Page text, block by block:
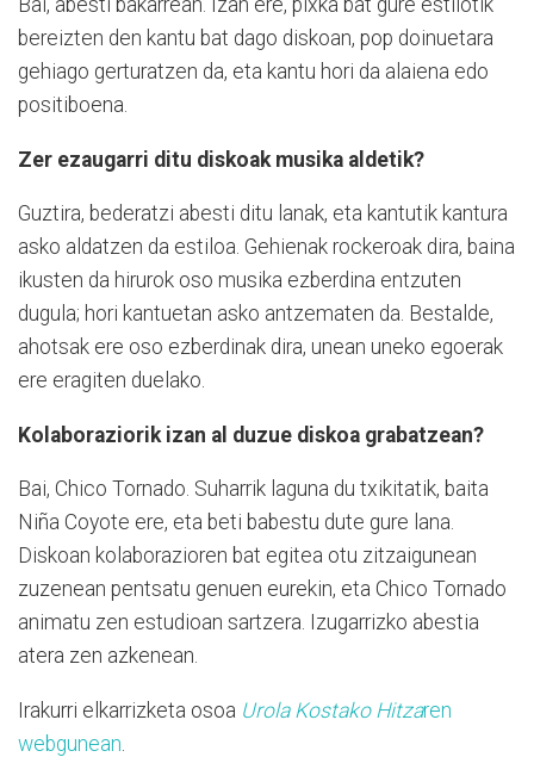
bereizten den kantu bat dago diskoan, pop doinuetara
gehiago gerturatzen da, eta kantu hori da alaiena edo
positiboena.
Zer ezaugarri ditu diskoak musika aldetik?
Guztira, bederatzi abesti ditu lanak, eta kantutik kantura
asko aldatzen da estiloa. Gehienak rockeroak dira, baina
ikusten da hirurok oso musika ezberdina entzuten
dugula; hori kantuetan asko antzematen da. Bestalde,
ahotsak ere oso ezberdinak dira, unean uneko egoerak
ere eragiten duelako.
Kolaboraziorik izan al duzue diskoa grabatzean?
Bai, Chico Tornado. Suharrik laguna du txikitatik, baita
Niña Coyote ere, eta beti babestu dute gure lana.
Diskoan kolaborazioren bat egitea otu zitzaigunean
zuzenean pentsatu genuen eurekin, eta Chico Tornado
animatu zen estudioan sartzera. Izugarrizko abestia
atera zen azkenean.
Irakurri elkarrizketa osoa Urola Kostako Hitzaren
webgunean